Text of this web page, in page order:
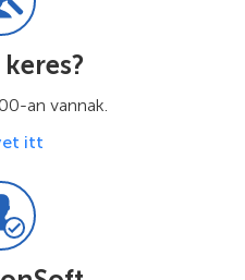
an vannak.
itt